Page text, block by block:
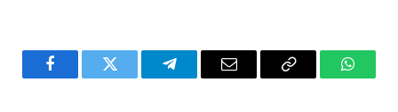
FacebookTwitter TelegramEmail
Copy